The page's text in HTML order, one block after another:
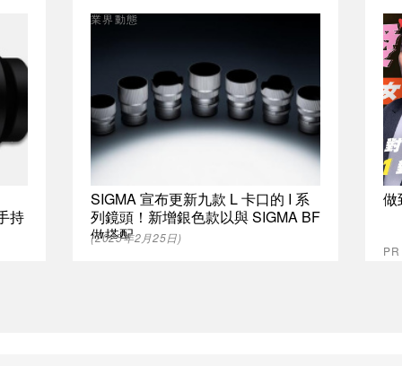
持
SIGMA 宣布更新九款 L 卡口的 I 系
列鏡頭！新增銀色款以與 SIGMA BF
做搭配
業界動態
(2025年2月25日)
做